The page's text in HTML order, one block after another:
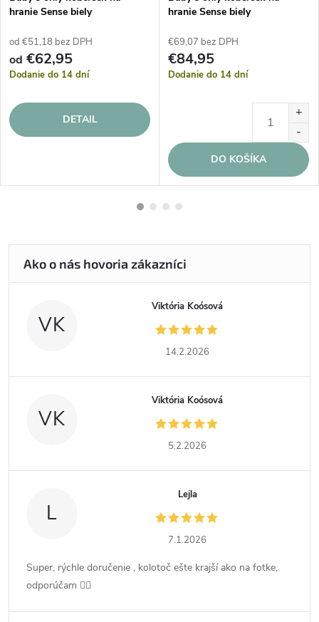
hranie Sense biely
od €51,18 bez DPH
od €62,95
Dodanie do 14 dní
DETAIL
hranie Sense biely
€69,07 bez DPH
€84,95
Dodanie do 14 dní
DO KOŠÍKA
VK
Viktória Koósová
14.2.2026
VK
Viktória Koósová
5.2.2026
L
Lejla
7.1.2026
Super, rýchle doručenie , kolotoč ešte krajší ako na fotke,
odporúčam 👍🏻